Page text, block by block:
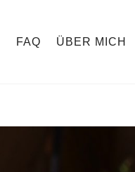
FAQ ÜBER MICH